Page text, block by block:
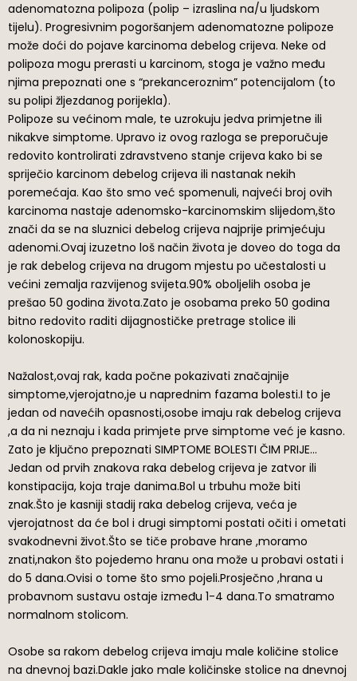
adenomatozna polipoza (polip – izraslina na/u ljudskom
tijelu). Progresivnim pogoršanjem adenomatozne polipoze
može doći do pojave karcinoma debelog crijeva. Neke od
polipoza mogu prerasti u karcinom, stoga je važno među
njima prepoznati one s “prekanceroznim” potencijalom (to
su polipi žljezdanog porijekla).
Polipoze su većinom male, te uzrokuju jedva primjetne ili
nikakve simptome. Upravo iz ovog razloga se preporučuje
redovito kontrolirati zdravstveno stanje crijeva kako bi se
spriječio karcinom debelog crijeva ili nastanak nekih
poremećaja. Kao što smo već spomenuli, najveći broj ovih
karcinoma nastaje adenomsko-karcinomskim slijedom,što
znači da se na sluznici debelog crijeva najprije primjećuju
adenomi.Ovaj izuzetno loš način života je doveo do toga da
je rak debelog crijeva na drugom mjestu po učestalosti u
većini zemalja razvijenog svijeta.90% oboljelih osoba je
prešao 50 godina života.Zato je osobama preko 50 godina
bitno redovito raditi dijagnostičke pretrage stolice ili
kolonoskopiju.
Nažalost,ovaj rak, kada počne pokazivati značajnije
simptome,vjerojatno,je u naprednim fazama bolesti.I to je
jedan od navećih opasnosti,osobe imaju rak debelog crijeva
,a da ni neznaju i kada primjete prve simptome već je kasno.
Zato je ključno prepoznati SIMPTOME BOLESTI ČIM PRIJE…
Jedan od prvih znakova raka debelog crijeva je zatvor ili
konstipacija, koja traje danima.Bol u trbuhu može biti
znak.Što je kasniji stadij raka debelog crijeva, veća je
vjerojatnost da će bol i drugi simptomi postati očiti i ometati
svakodnevni život.Što se tiče probave hrane ,moramo
znati,nakon što pojedemo hranu ona može u probavi ostati i
do 5 dana.Ovisi o tome što smo pojeli.Prosječno ,hrana u
probavnom sustavu ostaje između 1-4 dana.To smatramo
normalnom stolicom.
Osobe sa rakom debelog crijeva imaju male količine stolice
na dnevnoj bazi.Dakle jako male količinske stolice na dnevnoj